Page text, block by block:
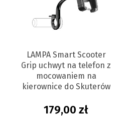
LAMPA Smart Scooter
Grip uchwyt na telefon z
mocowaniem na
kierownice do Skuterów
179,00 zł